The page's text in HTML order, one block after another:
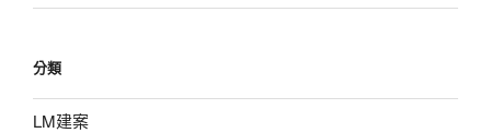
分類
LM建案